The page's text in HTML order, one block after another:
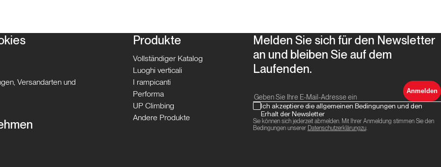
Versandarten und
Produkte
Vollständiger Katalog
Luoghi verticali
I rampicanti
Performa
UP Climbing
Andere Produkte
Melden Sie sich für den Newsletter
an und bleiben Sie auf dem
Laufenden.
Anmelden
Ich akzeptiere die allgemeinen Bedingungen und den
Erhalt der Newsletter
Sie können sich jederzeit abmelden. Mit Ihrer Anmeldung stimmen Sie den
Bedingungen unserer Datenschutzerklärungzu.